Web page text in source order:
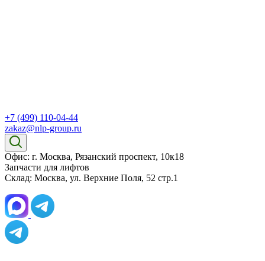
+7 (499) 110-04-44
zakaz@nlp-group.ru
Офис: г. Москва, Рязанский проспект, 10к18
Запчасти для лифтов
Склад: Москва, ул. Верхние Поля, 52 стр.1